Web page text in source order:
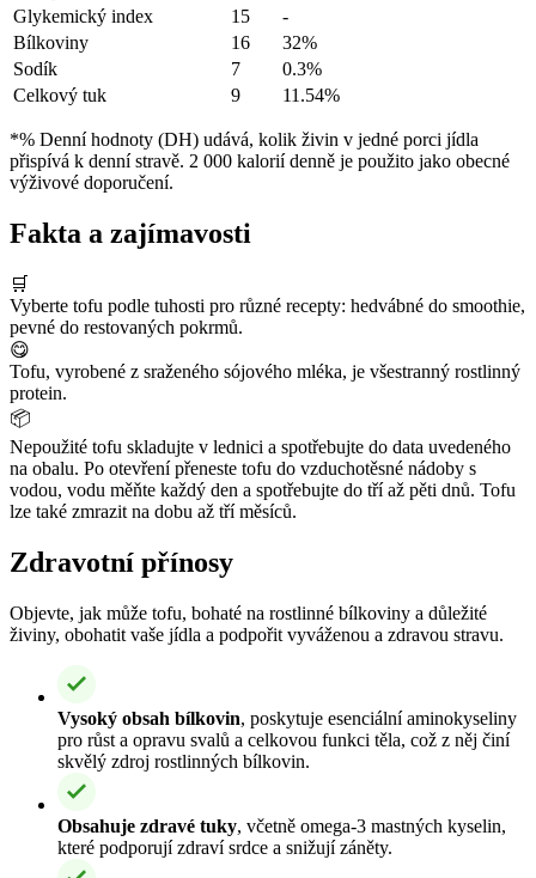
Glykemický index
15
-
Bílkoviny
16
32%
Sodík
7
0.3%
Celkový tuk
9 11.54%
*% Denní hodnoty (DH) udává, kolik živin v jedné porci jídla
přispívá k denní stravě. 2 000 kalorií denně je použito jako obecné
výživové doporučení.
Fakta a zajímavosti
🛒
Vyberte tofu podle tuhosti pro různé recepty: hedvábné do smoothie,
pevné do restovaných pokrmů.
😋
Tofu, vyrobené z sraženého sójového mléka, je všestranný rostlinný
protein.
📦
Nepoužité tofu skladujte v lednici a spotřebujte do data uvedeného
na obalu. Po otevření přeneste tofu do vzduchotěsné nádoby s
vodou, vodu měňte každý den a spotřebujte do tří až pěti dnů. Tofu
lze také zmrazit na dobu až tří měsíců.
Zdravotní přínosy
Objevte, jak může tofu, bohaté na rostlinné bílkoviny a důležité
živiny, obohatit vaše jídla a podpořit vyváženou a zdravou stravu.
Vysoký obsah bílkovin, poskytuje esenciální aminokyseliny
pro růst a opravu svalů a celkovou funkci těla, což z něj činí
skvělý zdroj rostlinných bílkovin.
Obsahuje zdravé tuky, včetně omega-3 mastných kyselin,
které podporují zdraví srdce a snižují záněty.